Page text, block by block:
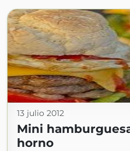
13 julio 2012
Mini
horno